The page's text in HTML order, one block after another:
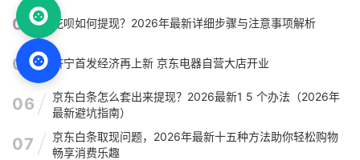
04 花呗如何提现？2026年最新详细步骤与注意事项解析
05 济宁首发经济再上新 京东电器自营大店开业
06
京东白条怎么套出来提现？2026最新1 5 个办法（2026年
最新避坑指南）
07
京东白条取现问题，2026年最新十五种方法助你轻松购物
畅享消费乐趣